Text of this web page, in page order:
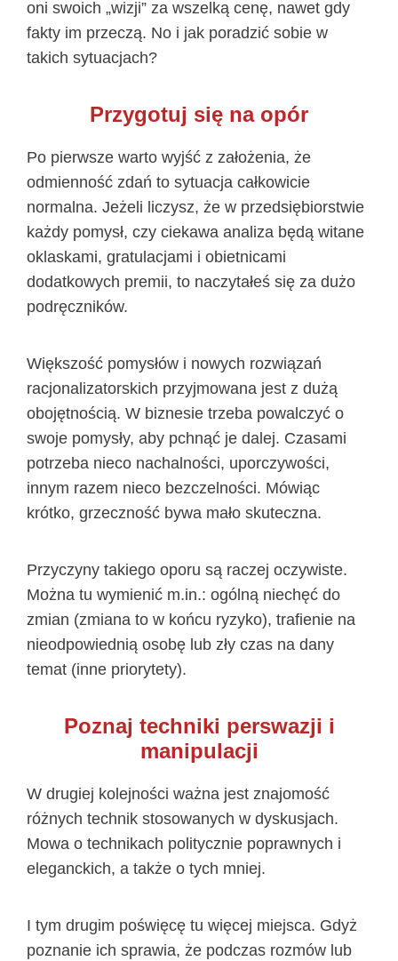
oni swoich „wizji” za wszelką cenę, nawet gdy
fakty im przeczą. No i jak poradzić sobie w
takich sytuacjach?
Przygotuj się na opór
Po pierwsze warto wyjść z założenia, że
odmienność zdań to sytuacja całkowicie
normalna. Jeżeli liczysz, że w przedsiębiorstwie
każdy pomysł, czy ciekawa analiza będą witane
oklaskami, gratulacjami i obietnicami
dodatkowych premii, to naczytałeś się za dużo
podręczników.
Większość pomysłów i nowych rozwiązań
racjonalizatorskich przyjmowana jest z dużą
obojętnością. W biznesie trzeba powalczyć o
swoje pomysły, aby pchnąć je dalej. Czasami
potrzeba nieco nachalności, uporczywości,
innym razem nieco bezczelności. Mówiąc
krótko, grzeczność bywa mało skuteczna.
Przyczyny takiego oporu są raczej oczywiste.
Można tu wymienić m.in.: ogólną niechęć do
zmian (zmiana to w końcu ryzyko), trafienie na
nieodpowiednią osobę lub zły czas na dany
temat (inne priorytety).
Poznaj techniki perswazji i
manipulacji
W drugiej kolejności ważna jest znajomość
różnych technik stosowanych w dyskusjach.
Mowa o technikach politycznie poprawnych i
eleganckich, a także o tych mniej.
I tym drugim poświęcę tu więcej miejsca. Gdyż
poznanie ich sprawia, że podczas rozmów lub